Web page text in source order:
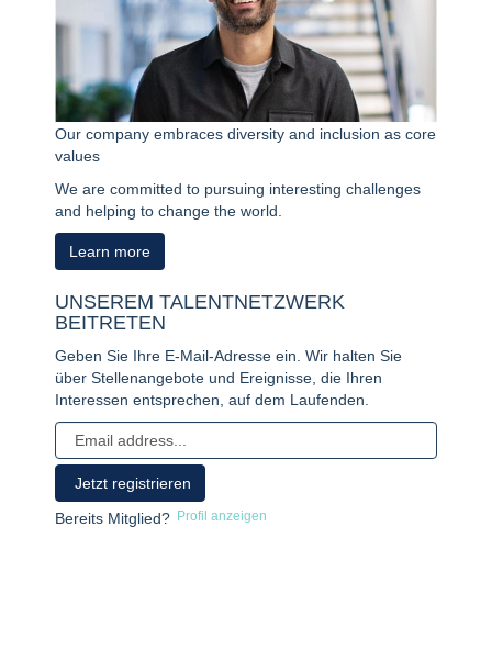
Our company embraces diversity and inclusion as core
values
We are committed to pursuing interesting challenges
and helping to change the world.
Learn more
UNSEREM TALENTNETZWERK
BEITRETEN
Geben Sie Ihre E-Mail-Adresse ein. Wir halten Sie
über Stellenangebote und Ereignisse, die Ihren
Interessen entsprechen, auf dem Laufenden.
Bereits Mitglied? Profil anzeigen